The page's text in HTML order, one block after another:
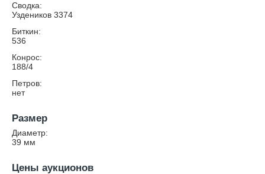
Сводка:
Уздеников 3374
Биткин:
536
Конрос:
188/4
Петров:
нет
Размер
Диаметр:
39 мм
Цены аукционов